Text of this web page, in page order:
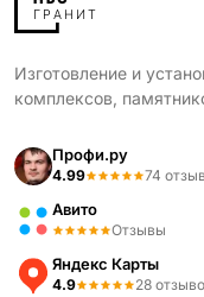
Изготовление и
комплексов,
Профи.ру
4.99 74
Авито
Отзывы
Яндекс Карты
4.9 28